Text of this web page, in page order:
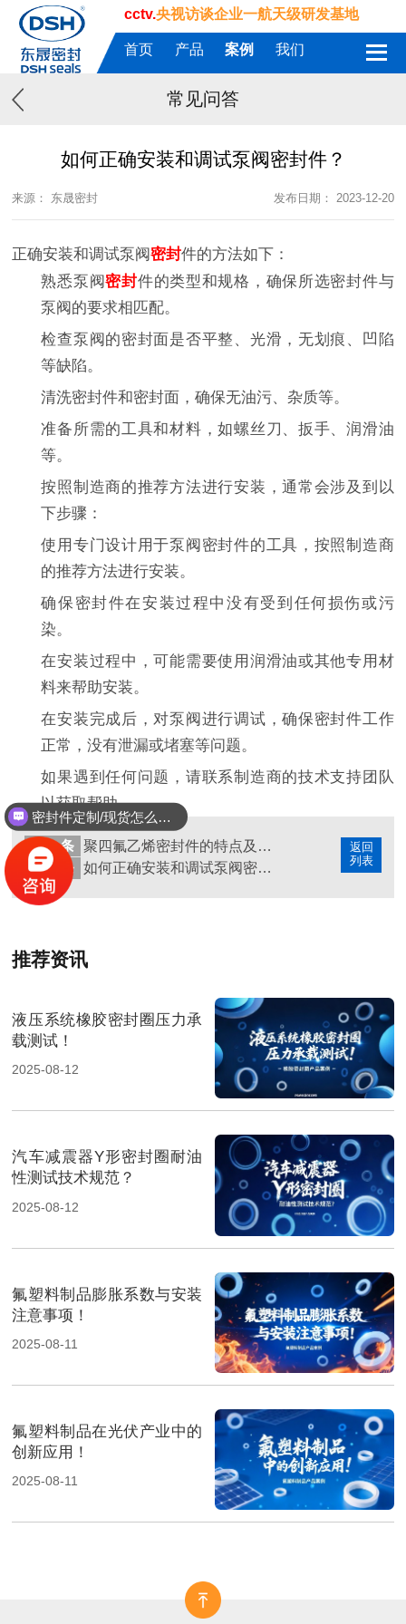
cctv.央视访谈企业一航天级研发基地
首页 产品 案例 我们
常见问答
如何正确安装和调试泵阀密封件？
来源： 东晟密封 发布日期： 2023-12-20
正确安装和调试泵阀密封件的方法如下：
熟悉泵阀密封件的类型和规格，确保所选密封件与
泵阀的要求相匹配。
检查泵阀的密封面是否平整、光滑，无划痕、凹陷
等缺陷。
清洗密封件和密封面，确保无油污、杂质等。
准备所需的工具和材料，如螺丝刀、扳手、润滑油
等。
按照制造商的推荐方法进行安装，通常会涉及到以
下步骤：
使用专门设计用于泵阀密封件的工具，按照制造商
的推荐方法进行安装。
确保密封件在安装过程中没有受到任何损伤或污
染。
在安装过程中，可能需要使用润滑油或其他专用材
料来帮助安装。
在安装完成后，对泵阀进行调试，确保密封件工作
正常，没有泄漏或堵塞等问题。
如果遇到任何问题，请联系制造商的技术支持团队
以获取帮助。
返回
列表
上一条
聚四氟乙烯密封件的特点及其在机械设备中的应用
下一条
如何正确安装和调试泵阀密封件?
推荐资讯
液压系统橡胶密封圈压力承
载测试！
2025-08-12
汽车减震器Y形密封圈耐油
性测试技术规范？
2025-08-12
氟塑料制品膨胀系数与安装
注意事项！
2025-08-11
氟塑料制品在光伏产业中的
创新应用！
2025-08-11